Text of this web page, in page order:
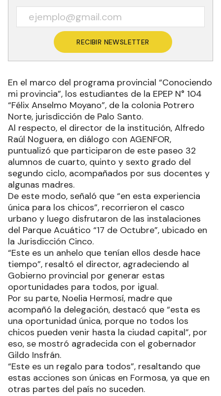
RECIBIR NEWSLETTER
En el marco del programa provincial “Conociendo
mi provincia”, los estudiantes de la EPEP N° 104
“Félix Anselmo Moyano”, de la colonia Potrero
Norte, jurisdicción de Palo Santo.
Al respecto, el director de la institución, Alfredo
Raúl Noguera, en diálogo con AGENFOR,
puntualizó que participaron de este paseo 32
alumnos de cuarto, quinto y sexto grado del
segundo ciclo, acompañados por sus docentes y
algunas madres.
De este modo, señaló que “en esta experiencia
única para los chicos”, recorrieron el casco
urbano y luego disfrutaron de las instalaciones
del Parque Acuático “17 de Octubre”, ubicado en
la Jurisdicción Cinco.
“Este es un anhelo que tenían ellos desde hace
tiempo”, resaltó el director, agradeciendo al
Gobierno provincial por generar estas
oportunidades para todos, por igual.
Por su parte, Noelia Hermosí, madre que
acompañó la delegación, destacó que “esta es
una oportunidad única, porque no todos los
chicos pueden venir hasta la ciudad capital”, por
eso, se mostró agradecida con el gobernador
Gildo Insfrán.
“Este es un regalo para todos”, resaltando que
estas acciones son únicas en Formosa, ya que en
otras partes del país no suceden.